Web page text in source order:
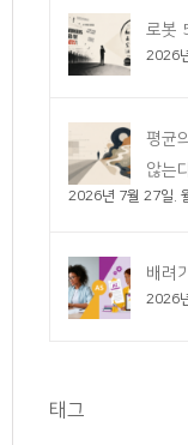
로봇
2026
평균
않는
2026년 7월 27일.
배려
2026
태그